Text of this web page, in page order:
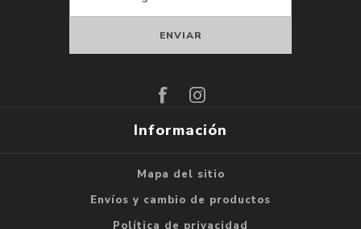
Información
Mapa del sitio
Envíos y cambio de productos
Política de privacidad